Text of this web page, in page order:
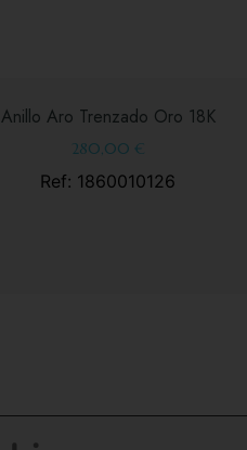
Anillo Aro Trenzado Oro 18K
280,00 €
Ref: 1860010126